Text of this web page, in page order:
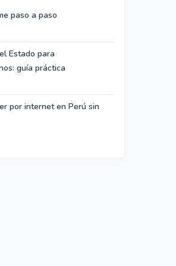
paso a paso
Estado para
guía práctica
por internet en Perú sin